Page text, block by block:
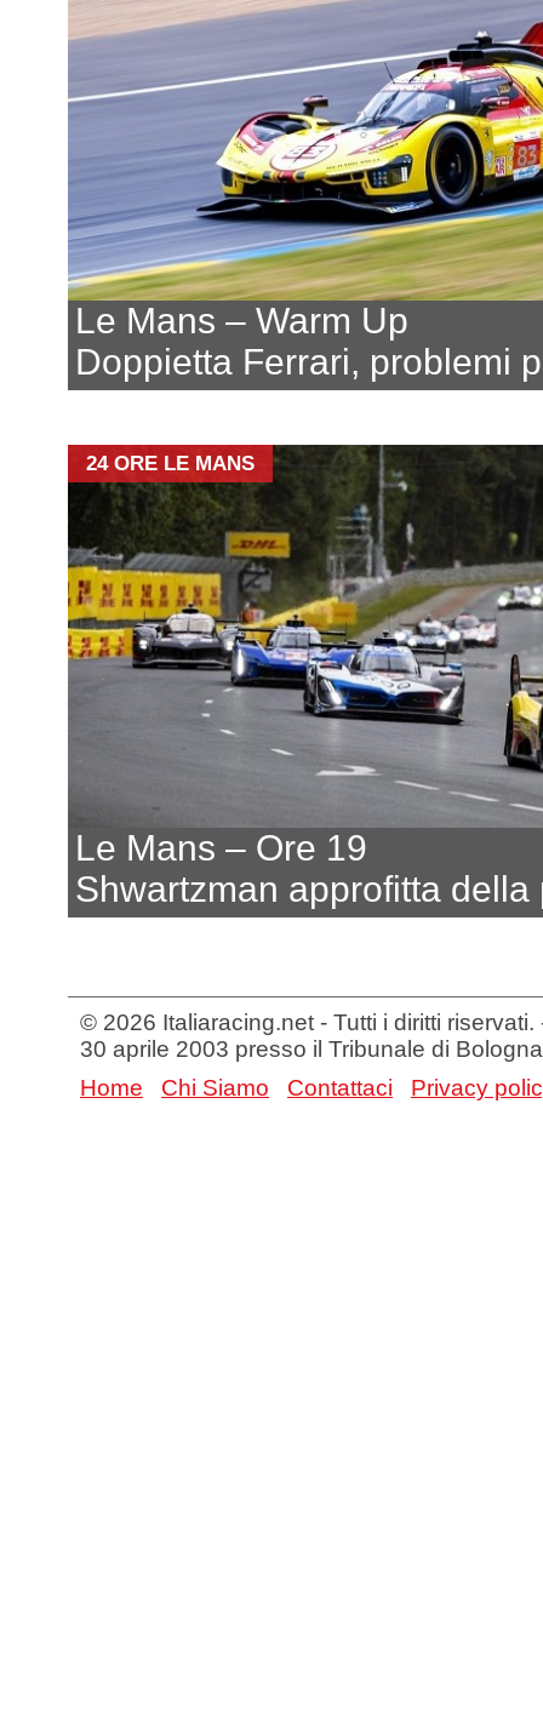
Le Mans – Warm Up
Doppietta Ferrari, problemi
24 ORE LE MANS
Le Mans – Ore 19
Shwartzman approfitta della
© 2026 Italiaracing.net - Tutti i diritti
30 aprile 2003 presso il Tribunale di Bologna
Home
Chi Siamo Contattaci Privacy